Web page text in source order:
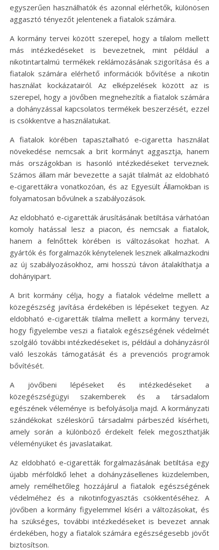
egyszerűen használhatók és azonnal elérhetők, különösen
aggasztó tényezőt jelentenek a fiatalok számára.
A kormány tervei között szerepel, hogy a tilalom mellett
más intézkedéseket is bevezetnek, mint például a
nikotintartalmú termékek reklámozásának szigorítása és a
fiatalok számára elérhető információk bővítése a nikotin
használat kockázatairól. Az elképzelések között az is
szerepel, hogy a jövőben megnehezítik a fiatalok számára
a dohányzással kapcsolatos termékek beszerzését, ezzel
is csökkentve a használatukat.
A fiatalok körében tapasztalható e-cigaretta használat
növekedése nemcsak a brit kormányt aggasztja, hanem
más országokban is hasonló intézkedéseket terveznek.
Számos állam már bevezette a saját tilalmát az eldobható
e-cigarettákra vonatkozóan, és az Egyesült Államokban is
folyamatosan bővülnek a szabályozások.
Az eldobható e-cigaretták árusításának betiltása várhatóan
komoly hatással lesz a piacon, és nemcsak a fiatalok,
hanem a felnőttek körében is változásokat hozhat. A
gyártók és forgalmazók kénytelenek lesznek alkalmazkodni
az új szabályozásokhoz, ami hosszú távon átalakíthatja a
dohányipart.
A brit kormány célja, hogy a fiatalok védelme mellett a
közegészség javítása érdekében is lépéseket tegyen. Az
eldobható e-cigaretták tilalma mellett a kormány tervezi,
hogy figyelembe veszi a fiatalok egészségének védelmét
szolgáló további intézkedéseket is, például a dohányzásról
való leszokás támogatását és a prevenciós programok
bővítését.
A jövőbeni lépéseket és intézkedéseket a
közegészségügyi szakemberek és a társadalom
egészének véleménye is befolyásolja majd. A kormányzati
szándékokat széleskörű társadalmi párbeszéd kísérheti,
amely során a különböző érdekelt felek megoszthatják
véleményüket és javaslataikat.
Az eldobható e-cigaretták forgalmazásának betiltása egy
újabb mérföldkő lehet a dohányzásellenes küzdelemben,
amely remélhetőleg hozzájárul a fiatalok egészségének
védelméhez és a nikotinfogyasztás csökkentéséhez. A
jövőben a kormány figyelemmel kíséri a változásokat, és
ha szükséges, további intézkedéseket is bevezet annak
érdekében, hogy a fiatalok számára egészségesebb jövőt
biztosítson.